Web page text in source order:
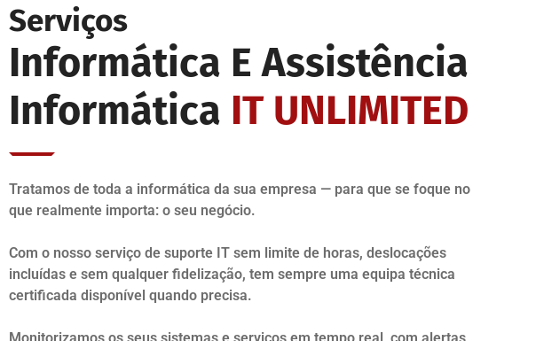
Serviços
Informática E Assistência
Informática IT UNLIMITED
Tratamos de toda a informática da sua empresa — para que se foque no
que realmente importa: o seu negócio.
Com o nosso serviço de suporte IT sem limite de horas, deslocações
incluídas e sem qualquer fidelização, tem sempre uma equipa técnica
certificada disponível quando precisa.